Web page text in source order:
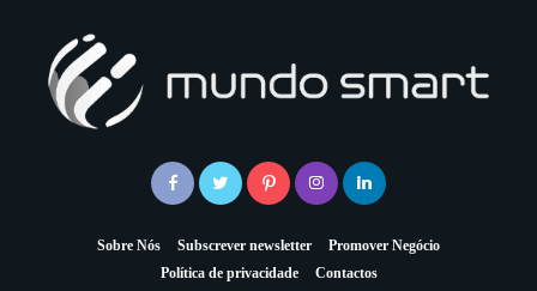
Sobre Nós Subscrever newsletter
Promover Negócio
Política de privacidade
Contactos